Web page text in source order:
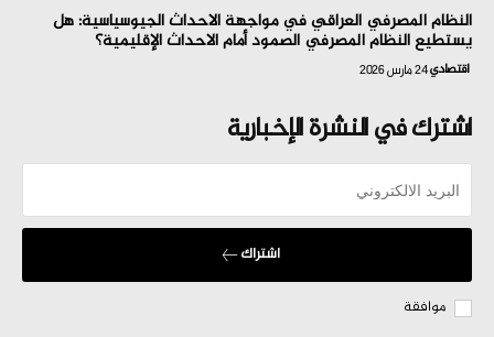
النظام المصرفي العراقي في مواجهة الاحداث الجيوسياسية: هل
يستطيع النظام المصرفي الصمود أمام الاحداث الإقليمية؟
اقتصادي24 مارس 2026
اشترك في النشرة الإخبارية
اشتراك
موافقة